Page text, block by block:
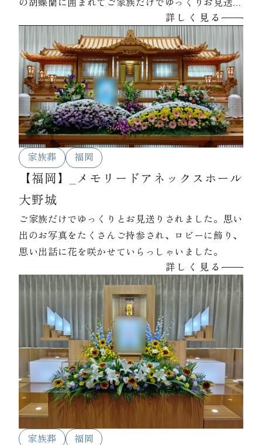
の胡蝶蘭に囲まれてご家族だけでゆっくりお見送り
詳しく見る
家族葬 福岡
【福岡】_メモリードアネックスホール
大野城
ご家族だけでゆっくりとお見送りされました。思い
出のお写真をたくさんご持参され、ロビーに飾り、
思い出話に花を咲かせていらっしゃいました。
詳しく見る
家族葬 福岡